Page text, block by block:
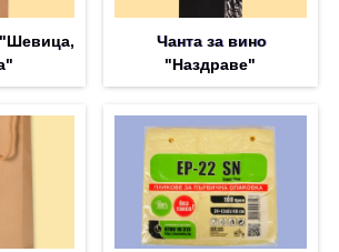
"Шевица,
Чанта за вино
"Наздраве"